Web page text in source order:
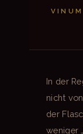
In der
nicht
der
weniger